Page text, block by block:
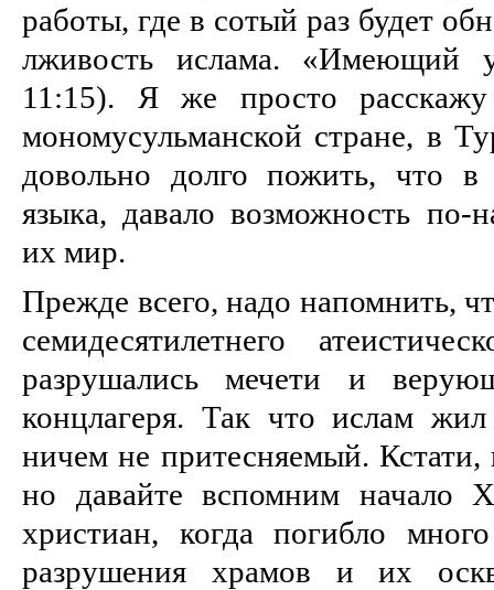
работы, где в сотый раз будет
лживость ислама.
11:15). Я же просто
мономусульманской стране, в
довольно долго пожить, что в
языка, давало возможность по-
их мир.
Прежде всего, надо напомнить,
семидесятилетнего
разрушались мечети и
концлагеря. Так что ислам
ничем не притесняемый. Кстати,
но давайте вспомним начало
христиан, когда погибло
разрушения храмов и их